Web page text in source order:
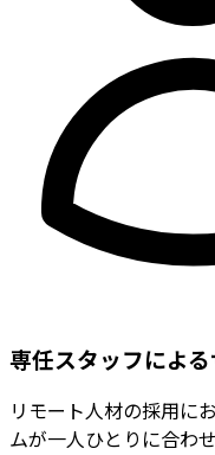
専任スタッフによ
リモート人材の採用に
ムが一人ひとりに合わ